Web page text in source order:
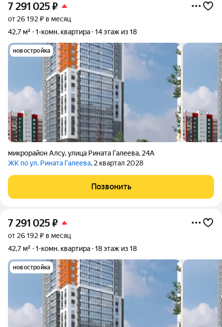
7 291 025₽
от 26 192 ₽ в месяц
42,7 м²
1-комн. квартира 14 этаж из 18
новостройка
микрорайон Алсу,улица Рината Галеева, 24А
ЖК по ул. Рината Галеева, 2 квартал 2028
Позвонить
7 291 025₽
от 26 192 ₽ в месяц
42,7 м²
1-комн. квартира 18 этаж из 18
новостройка